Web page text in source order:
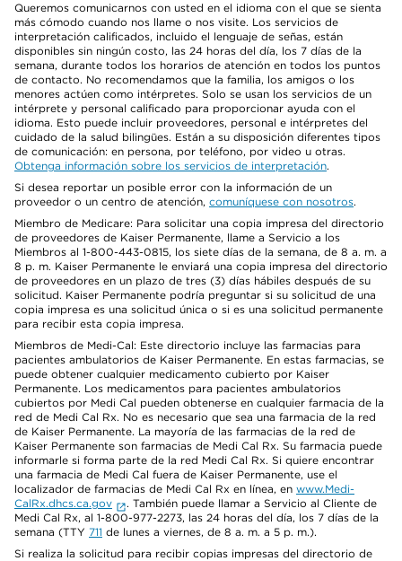
Queremos comunicarnos con usted en el idioma con el que se sienta
más cómodo cuando nos llame o nos visite. Los servicios de
interpretación calificados, incluido el lenguaje de señas, están
disponibles sin ningún costo, las 24 horas del día, los 7 días de la
semana, durante todos los horarios de atención en todos los puntos
de contacto. No recomendamos que la familia, los amigos o los
menores actúen como intérpretes. Solo se usan los servicios de un
intérprete y personal calificado para proporcionar ayuda con el
idioma. Esto puede incluir proveedores, personal e intérpretes del
cuidado de la salud bilingües. Están a su disposición diferentes tipos
de comunicación: en persona, por teléfono, por video u otras.
Obtenga información sobre los servicios de interpretación.
Si desea reportar un posible error con la información de un
proveedor o un centro de atención, comuníquese con nosotros.
Miembro de Medicare: Para solicitar una copia impresa del directorio
de proveedores de Kaiser Permanente, llame a Servicio a los
Miembros al 1-800-443-0815, los siete días de la semana, de 8 a. m. a
8 p. m. Kaiser Permanente le enviará una copia impresa del directorio
de proveedores en un plazo de tres (3) días hábiles después de su
solicitud. Kaiser Permanente podría preguntar si su solicitud de una
copia impresa es una solicitud única o si es una solicitud permanente
para recibir esta copia impresa.
Miembros de Medi-Cal: Este directorio incluye las farmacias para
pacientes ambulatorios de Kaiser Permanente. En estas farmacias, se
puede obtener cualquier medicamento cubierto por Kaiser
Permanente. Los medicamentos para pacientes ambulatorios
cubiertos por Medi Cal pueden obtenerse en cualquier farmacia de la
red de Medi Cal Rx. No es necesario que sea una farmacia de la red
de Kaiser Permanente. La mayoría de las farmacias de la red de
Kaiser Permanente son farmacias de Medi Cal Rx. Su farmacia puede
informarle si forma parte de la red Medi Cal Rx. Si quiere encontrar
una farmacia de Medi Cal fuera de Kaiser Permanente, use el
localizador de farmacias de Medi Cal Rx en línea, en www.Medi-
CalRx.dhcs.ca.gov
. También puede llamar a Servicio al Cliente de
Medi Cal Rx, al 1-800-977-2273, las 24 horas del día, los 7 días de la
semana (TTY 711 de lunes a viernes, de 8 a. m. a 5 p. m.).
Si realiza la solicitud para recibir copias impresas del directorio de